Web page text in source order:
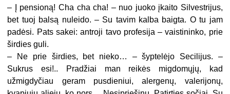
–
Į pensioną! Cha cha cha! – nuo juoko įkaito Silvestrijus,
bet tuoj balsą nuleido. – Su tavim kalba baigta. O tu jam
padėsi. Pats sakei: antroji tavo profesija – vaistininko, prie
širdies guli.
–
Ne prie širdies, bet nieko… – šyptelėjo Secilijus. –
Sukrus esi!.. Pradžiai man reikės migdomųjų, kad
užmigdyčiau geram pusdieniui, alergenų, valerijonų,